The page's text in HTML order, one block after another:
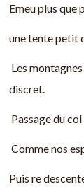
Emeu plus que
une tente petit
Les
discret.
Passage du
Comme nos
Puis re